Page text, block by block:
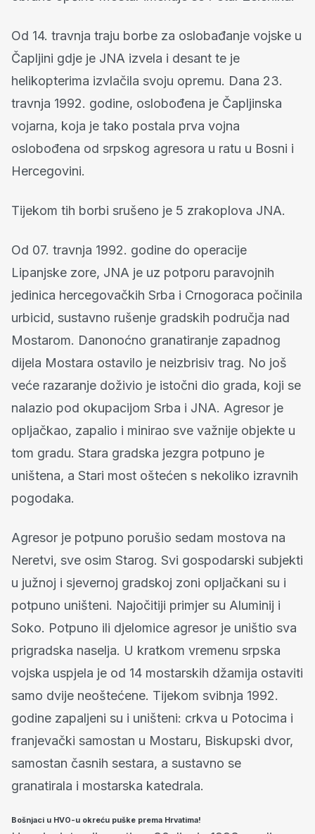
Od 14. travnja traju borbe za oslobađanje vojske u
Čapljini gdje je JNA izvela i desant te je
helikopterima izvlačila svoju opremu. Dana 23.
travnja 1992. godine, oslobođena je Čapljinska
vojarna, koja je tako postala prva vojna
oslobođena od srpskog agresora u ratu u Bosni i
Hercegovini.
Tijekom tih borbi srušeno je 5 zrakoplova JNA.
Od 07. travnja 1992. godine do operacije
Lipanjske zore, JNA je uz potporu paravojnih
jedinica hercegovačkih Srba i Crnogoraca počinila
urbicid, sustavno rušenje gradskih područja nad
Mostarom. Danonoćno granatiranje zapadnog
dijela Mostara ostavilo je neizbrisiv trag. No još
veće razaranje doživio je istočni dio grada, koji se
nalazio pod okupacijom Srba i JNA. Agresor je
opljačkao, zapalio i minirao sve važnije objekte u
tom gradu. Stara gradska jezgra potpuno je
uništena, a Stari most oštećen s nekoliko izravnih
pogodaka.
Agresor je potpuno porušio sedam mostova na
Neretvi, sve osim Starog. Svi gospodarski subjekti
u južnoj i sjevernoj gradskoj zoni opljačkani su i
potpuno uništeni. Najočitiji primjer su Aluminij i
Soko. Potpuno ili djelomice agresor je uništio sva
prigradska naselja. U kratkom vremenu srpska
vojska uspjela je od 14 mostarskih džamija ostaviti
samo dvije neoštećene. Tijekom svibnja 1992.
godine zapaljeni su i uništeni: crkva u Potocima i
franjevački samostan u Mostaru, Biskupski dvor,
samostan časnih sestara, a sustavno se
granatirala i mostarska katedrala.
Bošnjaci u HVO-u okreću puške prema Hrvatima!